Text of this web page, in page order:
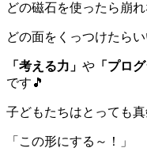
どの磁石を使ったら崩れ
どの面をくっつけたらい
「考える力」 や 「プロ
です🎵
子どもたちはとっても真
「この形にする～！」